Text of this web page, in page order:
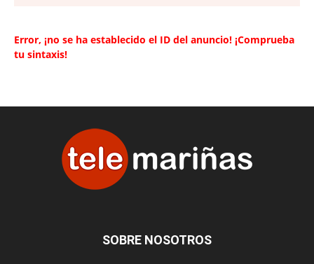
Error, ¡no se ha establecido el ID del anuncio! ¡Comprueba
tu sintaxis!
SOBRE NOSOTROS